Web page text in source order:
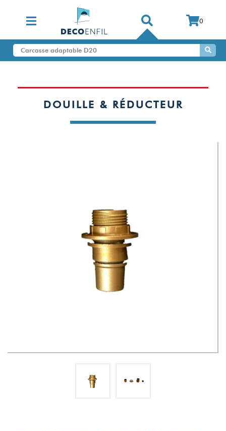
0
DOUILLE & RÉDUCTEUR